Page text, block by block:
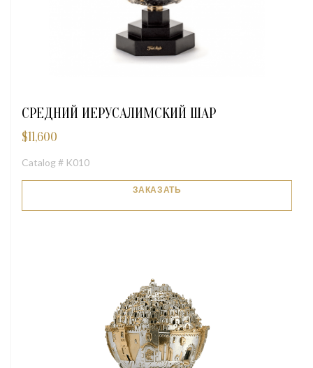
СРЕДНИЙ ИЕРУСАЛИМСКИЙ ШАР
$11,600
Catalog # K010
ЗАКАЗАТЬ